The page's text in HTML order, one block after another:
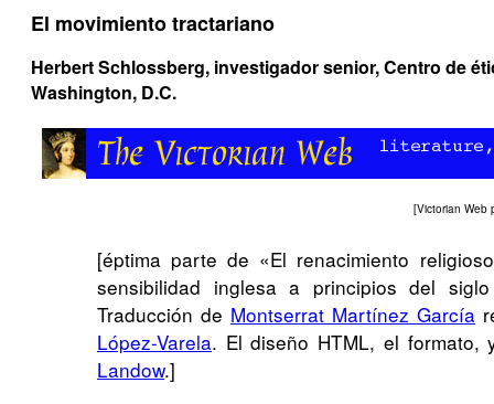
El movimiento tractariano
Herbert Schlossberg, investigador senior, Centro de
Washington, D.C.
[Victorian Web
[éptima parte de «El renacimiento
sensibilidad inglesa a principios del
Traducción de Montserrat Martínez García
López-Varela. El diseño HTML, el
Landow.]